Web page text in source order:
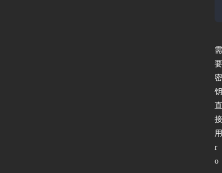
需
要
密
钥
直
接
用
r
o